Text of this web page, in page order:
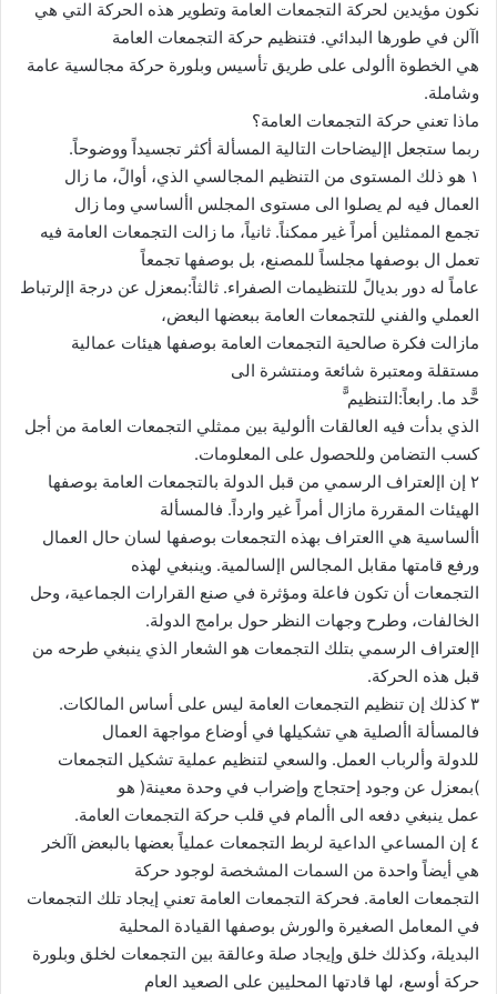
نكون مؤيدين لحركة التجمعات العامة وتطوير هذه الحركة التي هي
اآلن في طورها البدائي. فتنظيم حركة التجمعات العامة
هي الخطوة األولى على طريق تأسيس وبلورة حركة مجالسية عامة
وشاملة.
ماذا تعني حركة التجمعات العامة؟
ربما ستجعل اإليضاحات التالية المسألة أكثر تجسيداً ووضوحاً.
١ هو ذلك المستوى من التنظيم المجالسي الذي، أوالً، ما زال
العمال فيه لم يصلوا الى مستوى المجلس األساسي وما زال
تجمع الممثلين أمراً غير ممكناً. ثانياً، ما زالت التجمعات العامة فيه
تعمل ال بوصفها مجلساً للمصنع، بل بوصفها تجمعاً
عاماً له دور بديالً للتنظيمات الصفراء. ثالثاً:بمعزل عن درجة اإلرتباط
العملي والفني للتجمعات العامة ببعضها البعض،
مازالت فكرة صالحية التجمعات العامة بوصفها هيئات عمالية
مستقلة ومعتبرة شائعة ومنتشرة الى
حًّد ما. رابعاً:التنظيم ًّ
الذي بدأت فيه العالقات األولية بين ممثلي التجمعات العامة من أجل
كسب التضامن وللحصول على المعلومات.
٢ إن اإلعتراف الرسمي من قبل الدولة بالتجمعات العامة بوصفها
الهيئات المقررة مازال أمراً غير وارداً. فالمسألة
األساسية هي االعتراف بهذه التجمعات بوصفها لسان حال العمال
ورفع قامتها مقابل المجالس اإلسالمية. وينبغي لهذه
التجمعات أن تكون فاعلة ومؤثرة في صنع القرارات الجماعية، وحل
الخالفات، وطرح وجهات النظر حول برامج الدولة.
اإلعتراف الرسمي بتلك التجمعات هو الشعار الذي ينبغي طرحه من
قبل هذه الحركة.
٣ كذلك إن تنظيم التجمعات العامة ليس على أساس المالكات.
فالمسألة األصلية هي تشكيلها في أوضاع مواجهة العمال
للدولة وألرباب العمل. والسعي لتنظيم عملية تشكيل التجمعات
)بمعزل عن وجود إحتجاج وإضراب في وحدة معينة( هو
عمل ينبغي دفعه الى األمام في قلب حركة التجمعات العامة.
٤ إن المساعي الداعية لربط التجمعات عملياً بعضها بالبعض اآلخر
هي أيضاً واحدة من السمات المشخصة لوجود حركة
التجمعات العامة. فحركة التجمعات العامة تعني إيجاد تلك التجمعات
في المعامل الصغيرة والورش بوصفها القيادة المحلية
البديلة، وكذلك خلق وإيجاد صلة وعالقة بين التجمعات لخلق وبلورة
حركة أوسع، لها قادتها المحليين على الصعيد العام